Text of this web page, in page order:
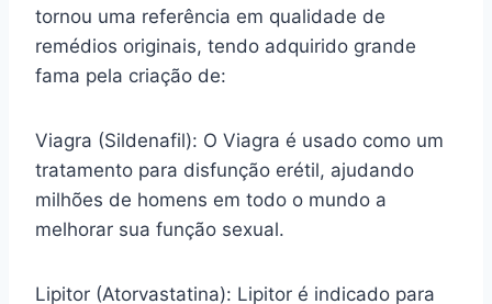
tornou uma referência em qualidade de
remédios originais, tendo adquirido grande
fama pela criação de:
Viagra (Sildenafil): O Viagra é usado como um
tratamento para disfunção erétil, ajudando
milhões de homens em todo o mundo a
melhorar sua função sexual.
Lipitor (Atorvastatina): Lipitor é indicado para